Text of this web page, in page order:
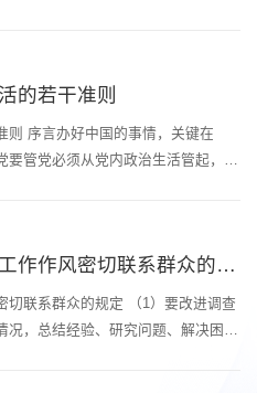
、检察机关的领导班子、领导干
含国有和国有控股金融企业）、事
的若干准则
则 序言办好中国的事情，关键在
要管党必须从党内政治生活管起，从
抓，形成了以实事求是、理论联系
、民主集中制、严明党的纪律等为
中共中央政治局关于改进工作作风密切联系群众的规定
切联系群众的规定 （1）要改进调查
况，总结经验、研究问题、解决困